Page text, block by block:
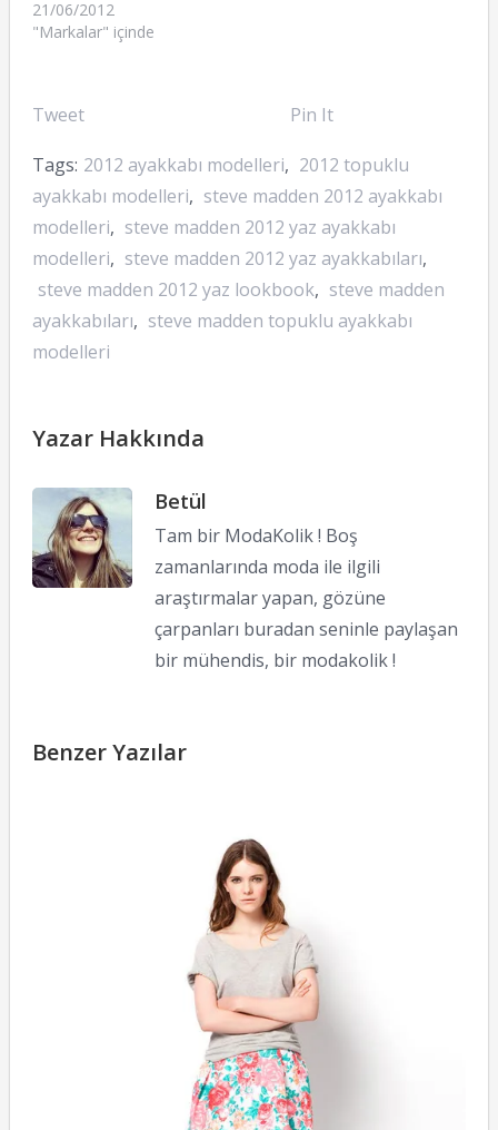
21/06/2012
"Markalar" içinde
Tweet Pin It
Tags: 2012 ayakkabı modelleri, 2012 topuklu
ayakkabı modelleri, steve madden 2012 ayakkabı
modelleri, steve madden 2012 yaz ayakkabı
modelleri, steve madden 2012 yaz ayakkabıları,
steve madden 2012 yaz lookbook, steve madden
ayakkabıları, steve madden topuklu ayakkabı
modelleri
Yazar Hakkında
Betül
Tam bir ModaKolik ! Boş
zamanlarında moda ile ilgili
araştırmalar yapan, gözüne
çarpanları buradan seninle paylaşan
bir mühendis, bir modakolik !
Benzer Yazılar